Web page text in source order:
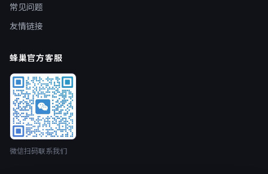
常见问题
友情链接
蜂巢官方客服
微信扫码联系我们